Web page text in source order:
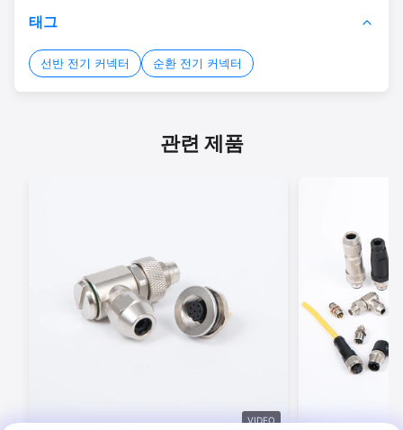
태그
선반 전기 커넥터 순환 전기 커넥터
관련 제품
VIDEO